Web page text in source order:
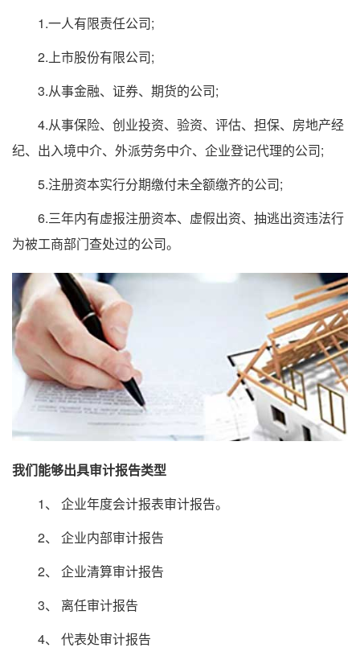
1.一人有限责任公司;
2.上市股份有限公司;
3.从事金融、证券、期货的公司;
4.从事保险、创业投资、验资、评估、担保、房地产经
纪、出入境中介、外派劳务中介、企业登记代理的公司;
5.注册资本实行分期缴付未全额缴齐的公司;
6.三年内有虚报注册资本、虚假出资、抽逃出资违法行
为被工商部门查处过的公司。
我们能够出具审计报告类型
1、 企业年度会计报表审计报告。
2、 企业内部审计报告
2、 企业清算审计报告
3、 离任审计报告
4、 代表处审计报告